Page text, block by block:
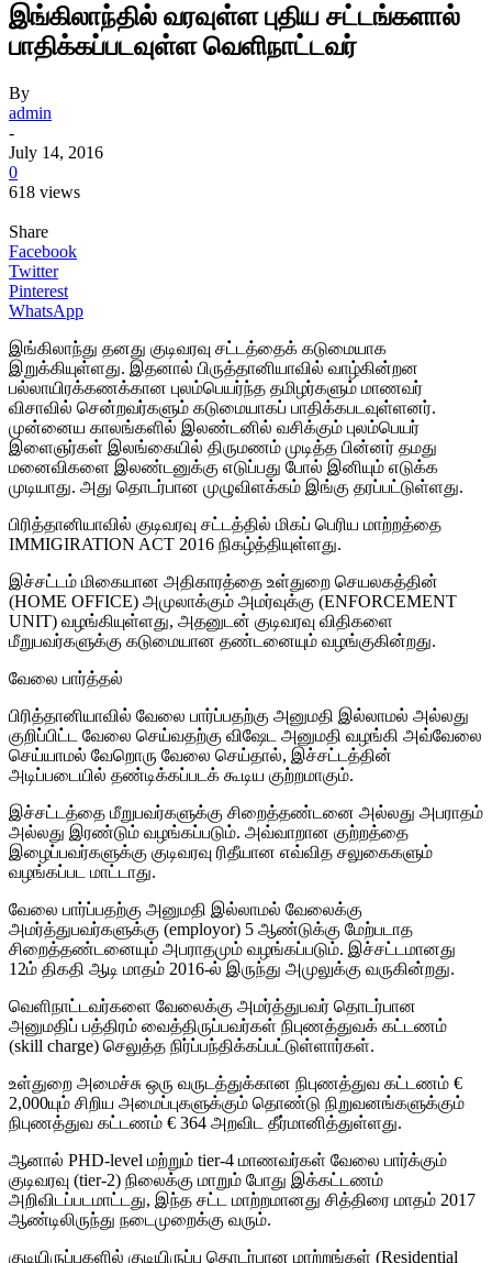
இங்கிலாந்தில் வரவுள்ள புதிய சட்டங்களால்
பாதிக்கப்படவுள்ள வெளிநாட்டவர்
By
admin
-
July 14, 2016
0
618 views
Share
Facebook
Twitter
Pinterest
WhatsApp
இங்கிலாந்து தனது குடிவரவு சட்டத்தைக் கடுமையாக
இறுக்கியுள்ளது. இதனால் பிருத்தானியாவில் வாழ்கின்றன
பல்லாயிரக்கணக்கான புலம்பெயர்ந்த தமிழர்களும் மாணவர்
விசாவில் சென்றவர்களும் கடுமையாகப் பாதிக்கபடவுள்ளனர்.
முன்னைய காலங்களில் இலண்டனில் வசிக்கும் புலம்பெயர்
இளைஞர்கள் இலங்கையில் திருமணம் முடித்த பின்னர் தமது
மனைவிகளை இலண்டனுக்கு எடுப்பது போல் இனியும் எடுக்க
முடியாது. அது தொடர்பான முழுவிளக்கம் இங்கு தரப்பட்டுள்ளது.
பிரித்தானியாவில் குடிவரவு சட்டத்தில் மிகப் பெரிய மாற்றத்தை
IMMIGIRATION ACT 2016 நிகழ்த்தியுள்ளது.
இச்சட்டம் மிகையான அதிகாரத்தை உள்துறை செயலகத்தின்
(HOME OFFICE) அமுலாக்கும் அமர்வுக்கு (ENFORCEMENT
UNIT) வழங்கியுள்ளது, அதனுடன் குடிவரவு விதிகளை
மீறுபவர்களுக்கு கடுமையான தண்டனையும் வழங்குகின்றது.
வேலை பார்த்தல்
பிரித்தானியாவில் வேலை பார்ப்பதற்கு அனுமதி இல்லாமல் அல்லது
குறிப்பிட்ட வேலை செய்வதற்கு விஷேட அனுமதி வழங்கி அவ்வேலை
செய்யாமல் வேறொரு வேலை செய்தால், இச்சட்டத்தின்
அடிப்படையில் தண்டிக்கப்படக் கூடிய குற்றமாகும்.
இச்சட்டத்தை மீறுபவர்களுக்கு சிறைத்தண்டனை அல்லது அபராதம்
அல்லது இரண்டும் வழங்கப்படும். அவ்வாறான குற்றத்தை
இழைப்பவர்களுக்கு குடிவரவு ரிதீயான எவ்வித சலுகைகளும்
வழங்கப்பட மாட்டாது.
வேலை பார்ப்பதற்கு அனுமதி இல்லாமல் வேலைக்கு
அமர்த்துபவர்களுக்கு (employor) 5 ஆண்டுக்கு மேற்படாத
சிறைத்தண்டனையும் அபராதமும் வழங்கப்படும். இச்சட்டமானது
12ம் திகதி ஆடி மாதம் 2016-ல் இருந்து அமுலுக்கு வருகின்றது.
வெளிநாட்டவர்களை வேலைக்கு அமர்த்துபவர் தொடர்பான
அனுமதிப் பத்திரம் வைத்திருப்பவர்கள் நிபுணத்துவக் கட்டணம்
(skill charge) செலுத்த நிர்ப்பந்திக்கப்பட்டுள்ளார்கள்.
உள்துறை அமைச்சு ஒரு வருடத்துக்கான நிபுணத்துவ கட்டணம் €
2,000யும் சிறிய அமைப்புகளுக்கும் தொண்டு நிறுவனங்களுக்கும்
நிபுணத்துவ கட்டணம் € 364 அறவிட தீர்மானித்துள்ளது.
ஆனால் PHD-level மற்றும் tier-4 மாணவர்கள் வேலை பார்க்கும்
குடிவரவு (tier-2) நிலைக்கு மாறும் போது இக்கட்டணம்
அறிவிடப்படமாட்டது, இந்த சட்ட மாற்றமானது சித்திரை மாதம் 2017
ஆண்டிலிருந்து நடைமுறைக்கு வரும்.
குடியிருப்புகளில் குடியிருப்பு தொடர்பான மாற்றங்கள் (Residential